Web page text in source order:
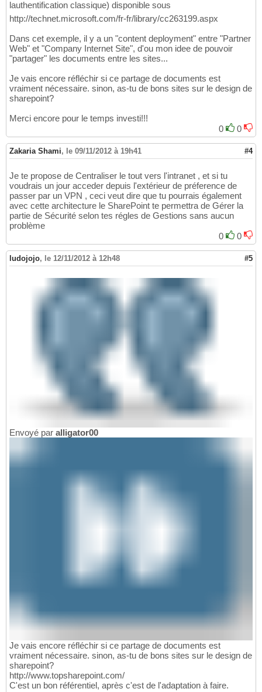
lauthentification classique) disponible sous
http://technet.microsoft.com/fr-fr/library/cc263199.aspx
Dans cet exemple, il y a un "content deployment" entre "Partner
Web" et "Company Internet Site", d'ou mon idee de pouvoir
"partager" les documents entre les sites...
Je vais encore réfléchir si ce partage de documents est
vraiment nécessaire. sinon, as-tu de bons sites sur le design de
sharepoint?
Merci encore pour le temps investi!!!
0
0
Zakaria Shami, le 09/11/2012 à 19h41 #4
Je te propose de Centraliser le tout vers l'intranet , et si tu
voudrais un jour acceder depuis l'extérieur de préference de
passer par un VPN , ceci veut dire que tu pourrais également
avec cette architecture le SharePoint te permettra de Gérer la
partie de Sécurité selon tes régles de Gestions sans aucun
problème
0
0
ludojojo, le 12/11/2012 à 12h48 #5
Envoyé par alligator00
Je vais encore réfléchir si ce partage de documents est
vraiment nécessaire. sinon, as-tu de bons sites sur le design de
sharepoint?
http://www.topsharepoint.com/
C'est un bon référentiel, après c'est de l'adaptation à faire.